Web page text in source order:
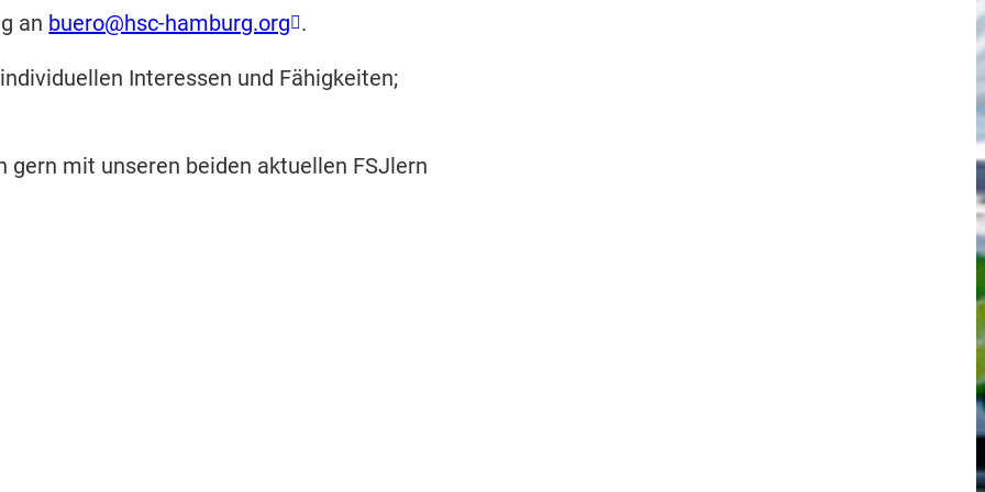
an buero@hsc-hamburg.org .
Interessen und Fähigkeiten;
gern mit unseren beiden aktuellen FSJlern